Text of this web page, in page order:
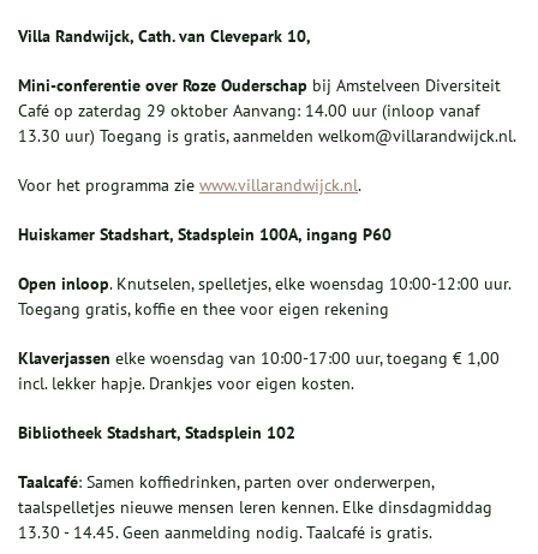
Villa Randwijck, Cath. van Clevepark 10,
Mini-conferentie over Roze Ouderschap bij Amstelveen Diversiteit
Café op zaterdag 29 oktober Aanvang: 14.00 uur (inloop vanaf
13.30 uur) Toegang is gratis, aanmelden welkom@villarandwijck.nl.
Voor het programma zie www.villarandwijck.nl.
Huiskamer Stadshart, Stadsplein 100A, ingang P60
Open inloop. Knutselen, spelletjes, elke woensdag 10:00-12:00 uur.
Toegang gratis, koffie en thee voor eigen rekening
Klaverjassen elke woensdag van 10:00-17:00 uur, toegang € 1,00
incl. lekker hapje. Drankjes voor eigen kosten.
Bibliotheek Stadshart, Stadsplein 102
Taalcafé: Samen koffiedrinken, parten over onderwerpen,
taalspelletjes nieuwe mensen leren kennen. Elke dinsdagmiddag
13.30 - 14.45. Geen aanmelding nodig. Taalcafé is gratis.